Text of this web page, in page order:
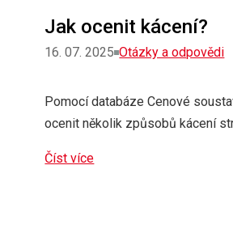
Jak ocenit kácení?
16. 07. 2025 Rubriky
Otázky a odpovědi
Pomocí databáze Cenové
ocenit několik způsobů kácení
Číst více